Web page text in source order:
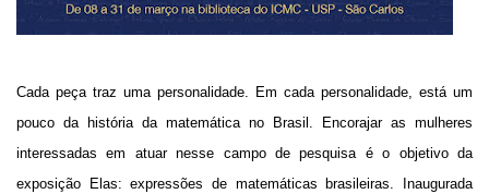
Cada peça traz uma personalidade. Em cada personalidade, está um
pouco da história da matemática no Brasil. Encorajar as mulheres
interessadas em atuar nesse campo de pesquisa é o objetivo da
exposição Elas: expressões de matemáticas brasileiras. Inaugurada